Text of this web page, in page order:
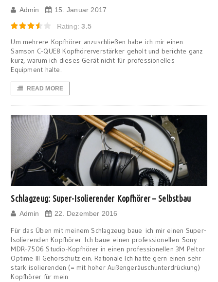
Admin 15. Januar 2017
Rating:3.5
Um mehrere Kopfhörer anzuschließen habe ich mir einen
Samson C-QUE8 Kopfhörerverstärker geholt und berichte ganz
kurz, warum ich dieses Gerät nicht für professionelles
Equipment halte.
READ MORE
Schlagzeug: Super-Isolierender Kopfhörer – Selbstbau
Admin 22. Dezember 2016
Für das Üben mit meinem Schlagzeug baue ich mir einen Super-
Isolierenden Kopfhörer: Ich baue einen professionellen Sony
MDR-7506 Studio-Kopfhörer in einen professionellen 3M Peltor
Optime III Gehörschutz ein. Rationale Ich hätte gern einen sehr
stark isolierenden (= mit hoher Außengeräuschunterdrückung)
Kopfhörer für mein